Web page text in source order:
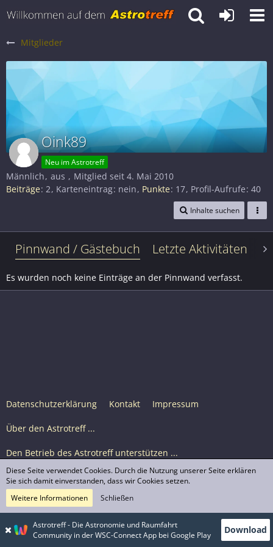
Mitglieder
Oink89
Neu im Astrotreff
Männlich aus
Mitglied seit 4. Mai 2010
Beiträge 2 Karteneintrag nein Punkte 17 Profil-Aufrufe 40
Inhalte suchen
Pinnwand / Gästebuch Letzte Aktivitäten
Es wurden noch keine Einträge an der Pinnwand verfasst.
Datenschutzerklärung Kontakt Impressum
Über den Astrotreff ...
Den Betrieb des Astrotreff unterstützen ...
Nutzungsbedingungen
© Astrotreff 2001-2026, lizenziert unter CC BY-SA,
sofern für einzelne Inhalte nicht anders angegeben
Astrotreff - Die Astronomie und Raumfahrt
Community in der WSC-Connect App bei Google Play
Download
Diese Seite verwendet Cookies. Durch die Nutzung unserer Seite erklären
Sie sich damit einverstanden, dass wir Cookies setzen.
Weitere Informationen
Schließen